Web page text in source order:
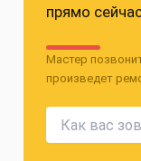
прямо
Мастер
произведет